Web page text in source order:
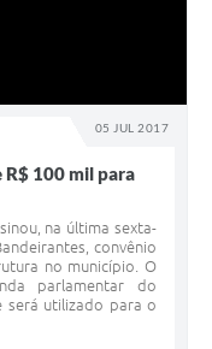
05 JUL 2017
R$ 100 mil para
na última sexta-
convênio
no município. O
parlamentar do
será utilizado para o